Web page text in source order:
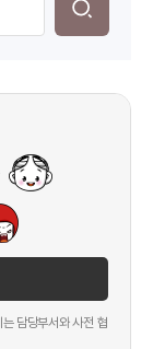
담당부서와 사전 협